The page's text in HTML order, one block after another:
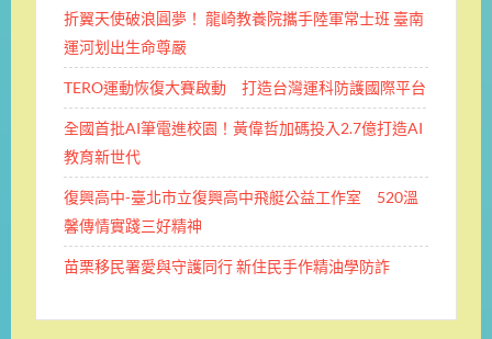
折翼天使破浪圓夢！ 龍崎教養院攜手陸軍常士班 ​臺南
運河划出生命尊嚴
TERO運動恢復大賽啟動 打造台灣運科防護國際平台
全國首批AI筆電進校園！黃偉哲加碼投入2.7億打造AI
教育新世代
復興高中-臺北市立復興高中飛艇公益工作室 520溫
馨傳情實踐三好精神
苗栗移民署愛與守護同行 新住民手作精油學防詐